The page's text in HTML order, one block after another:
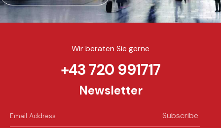
Wir beraten Sie gerne
+43 720 991717
Newsletter
Subscribe